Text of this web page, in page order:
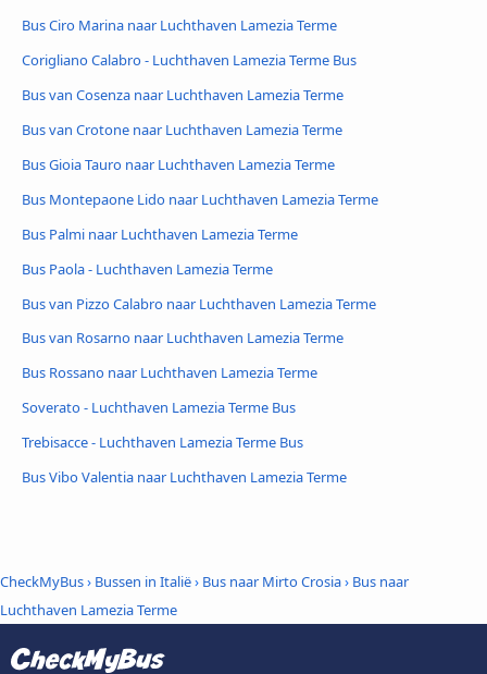
Bus Ciro Marina naar Luchthaven Lamezia Terme
Corigliano Calabro - Luchthaven Lamezia Terme Bus
Bus van Cosenza naar Luchthaven Lamezia Terme
Bus van Crotone naar Luchthaven Lamezia Terme
Bus Gioia Tauro naar Luchthaven Lamezia Terme
Bus Montepaone Lido naar Luchthaven Lamezia Terme
Bus Palmi naar Luchthaven Lamezia Terme
Bus Paola - Luchthaven Lamezia Terme
Bus van Pizzo Calabro naar Luchthaven Lamezia Terme
Bus van Rosarno naar Luchthaven Lamezia Terme
Bus Rossano naar Luchthaven Lamezia Terme
Soverato - Luchthaven Lamezia Terme Bus
Trebisacce - Luchthaven Lamezia Terme Bus
Bus Vibo Valentia naar Luchthaven Lamezia Terme
CheckMyBus› Bussen in Italië› Bus naar Mirto Crosia› Bus naar
Luchthaven Lamezia Terme